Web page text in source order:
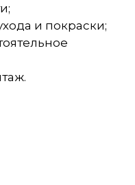
и покраски;